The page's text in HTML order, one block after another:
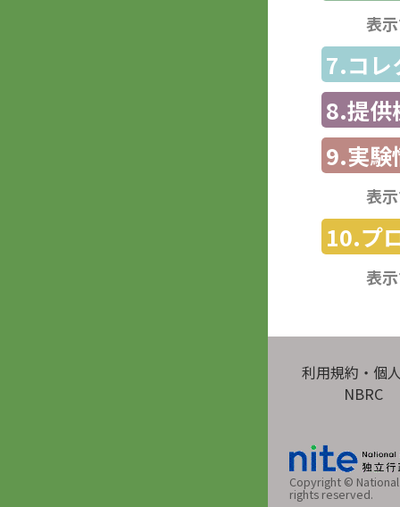
表
7.コレ
8.提供
9.実験
表
10.プ
表
利用規約・個
NBRC
Copyright ©
rights reserved.